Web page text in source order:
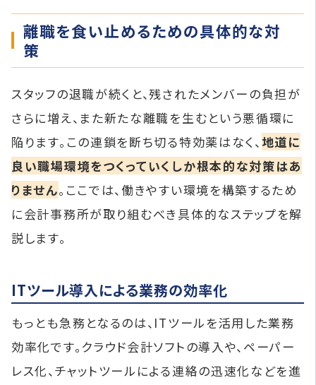
離職を食い止めるための具体的な対
策
スタッフの退職が続くと、残されたメンバーの負担が
さらに増え、また新たな離職を生むという悪循環に
陥ります。この連鎖を断ち切る特効薬はなく、 地道に
良い職場環境をつくっていくしか根本的な対策はあ
りません。ここでは、働きやすい環境を構築するため
に会計事務所が取り組むべき具体的なステップを解
説します。
ITツール導入による業務の効率化
もっとも急務となるのは、ITツールを活用した業務
効率化です。クラウド会計ソフトの導入や、ペーパー
レス化、チャットツールによる連絡の迅速化などを進